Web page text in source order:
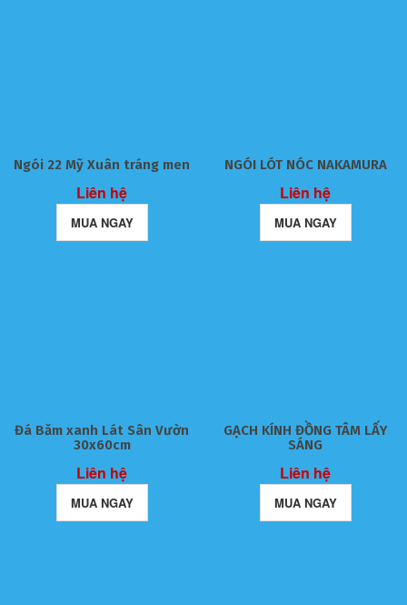
Ngói 22 Mỹ Xuân tráng men
Liên hệ
MUA NGAY
NGÓI LÓT NÓC NAKAMURA
Liên hệ
MUA NGAY
Đá Băm xanh Lát Sân Vườn
30x60cm
Liên hệ
MUA NGAY
GẠCH KÍNH ĐỒNG TÂM LẤY
SÁNG
Liên hệ
MUA NGAY